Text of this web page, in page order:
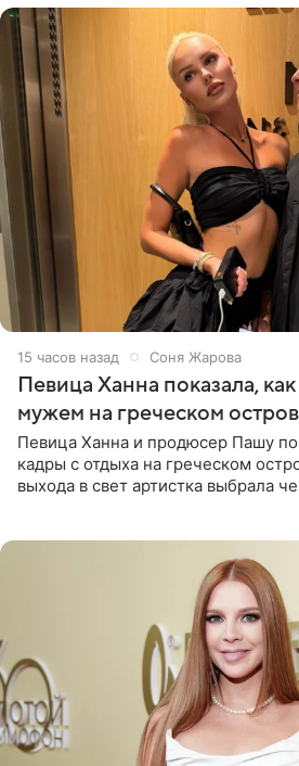
15 часов назад Соня Жарова
Певица Ханна показала,
мужем на греческом
Певица Ханна и продюсер Пашу
кадры с отдыха на греческом
выхода в свет артистка выбрала